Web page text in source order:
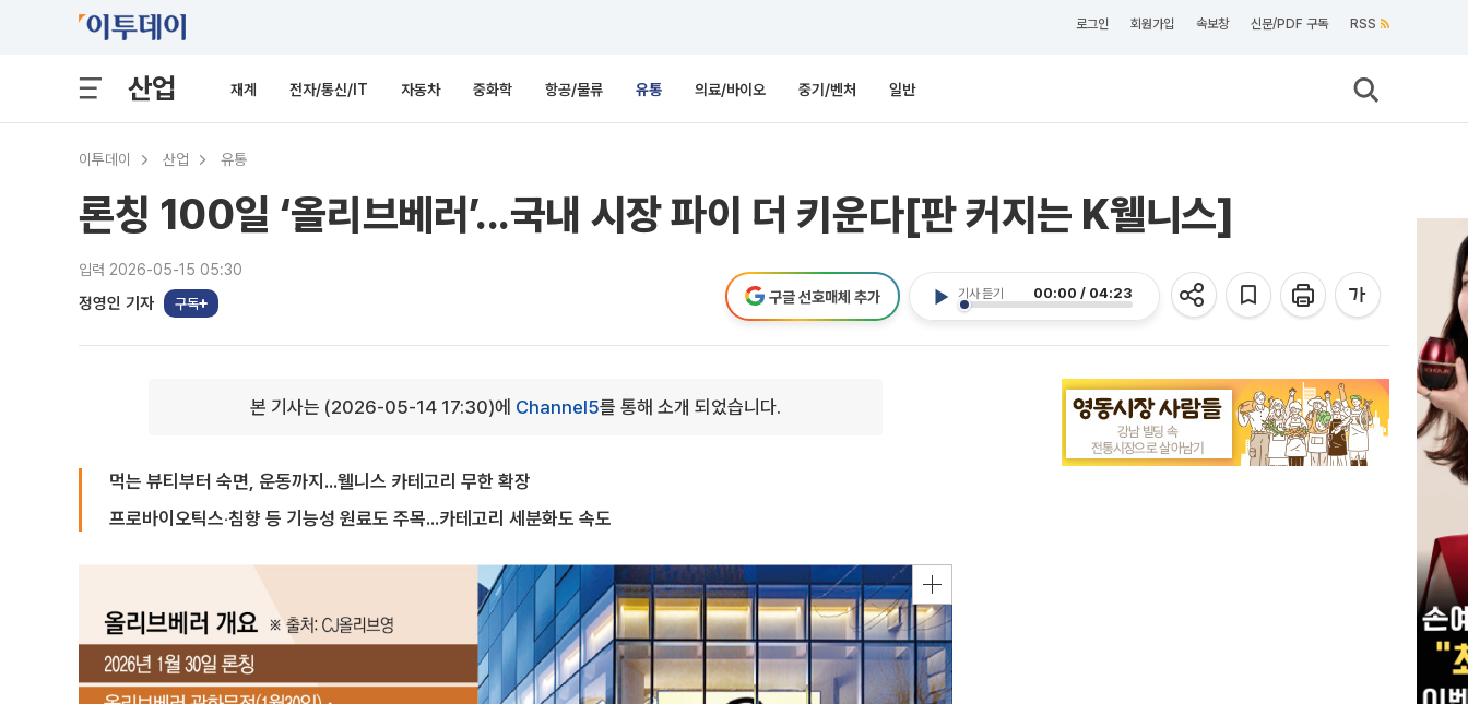
로그인 회원가입 속보창 신문/PDF 구독 RSS
산업 재계 전자/통신/IT 자동차 중화학 항공/물류 유통 의료/바이오 중기/벤처 일반
이투데이 산업 유통
론칭 100일 ‘올리브베러’...국내 시장 파이 더 키운다[판 커지는 K웰니스]
입력 2026-05-15 05:30
정영인 기자 구독
기사 듣기 00:00 / 04:23
구글 선호매체 추가
본 기사는 (2026-05-14 17:30)에 Channel5를 통해 소개 되었습니다.
먹는 뷰티부터 숙면, 운동까지...웰니스 카테고리 무한 확장
프로바이오틱스‧침향 등 기능성 원료도 주목...카테고리 세분화도 속도